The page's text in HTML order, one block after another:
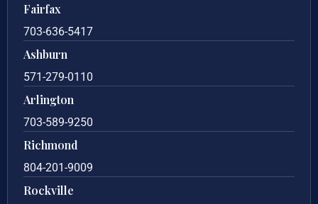
Fairfax
703-636-5417
Ashburn
571-279-0110
Arlington
703-589-9250
Richmond
804-201-9009
Rockville